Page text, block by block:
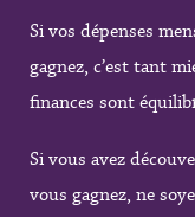
Si vos dépenses
gagnez, c’est tant
finances sont
Si vous avez
vous gagnez, ne